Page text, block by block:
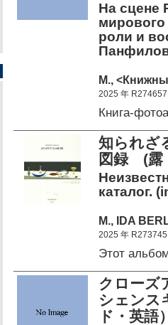
На сцене
роли и
М.,
2025 年 R274657
Книга-
知られざ
図録 (露
каталог.
М., IDA
2025 年 R273745
Этот
クローズ
シェン
ド・英語